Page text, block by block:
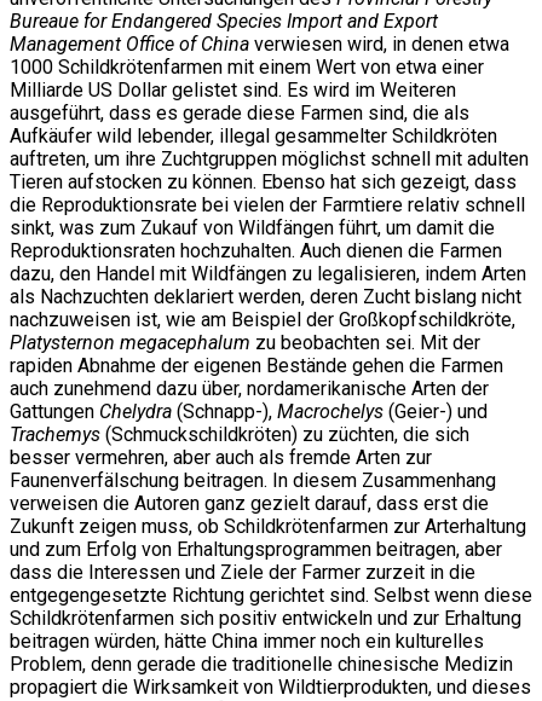
Bureaue for Endangered Species Import and Export
Management Office of China verwiesen wird, in denen etwa
1000 Schildkrötenfarmen mit einem Wert von etwa einer
Milliarde US Dollar gelistet sind. Es wird im Weiteren
ausgeführt, dass es gerade diese Farmen sind, die als
Aufkäufer wild lebender, illegal gesammelter Schildkröten
auftreten, um ihre Zuchtgruppen möglichst schnell mit adulten
Tieren aufstocken zu können. Ebenso hat sich gezeigt, dass
die Reproduktionsrate bei vielen der Farmtiere relativ schnell
sinkt, was zum Zukauf von Wildfängen führt, um damit die
Reproduktionsraten hochzuhalten. Auch dienen die Farmen
dazu, den Handel mit Wildfängen zu legalisieren, indem Arten
als Nachzuchten deklariert werden, deren Zucht bislang nicht
nachzuweisen ist, wie am Beispiel der Großkopfschildkröte,
Platysternon megacephalum zu beobachten sei. Mit der
rapiden Abnahme der eigenen Bestände gehen die Farmen
auch zunehmend dazu über, nordamerikanische Arten der
Gattungen Chelydra (Schnapp-), Macrochelys (Geier-) und
Trachemys (Schmuckschildkröten) zu züchten, die sich
besser vermehren, aber auch als fremde Arten zur
Faunenverfälschung beitragen. In diesem Zusammenhang
verweisen die Autoren ganz gezielt darauf, dass erst die
Zukunft zeigen muss, ob Schildkrötenfarmen zur Arterhaltung
und zum Erfolg von Erhaltungsprogrammen beitragen, aber
dass die Interessen und Ziele der Farmer zurzeit in die
entgegengesetzte Richtung gerichtet sind. Selbst wenn diese
Schildkrötenfarmen sich positiv entwickeln und zur Erhaltung
beitragen würden, hätte China immer noch ein kulturelles
Problem, denn gerade die traditionelle chinesische Medizin
propagiert die Wirksamkeit von Wildtierprodukten, und dieses